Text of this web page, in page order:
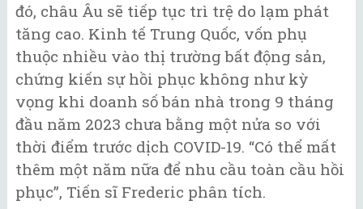
đó, châu Âu sẽ tiếp tục trì trệ do lạm phát
tăng cao. Kinh tế Trung Quốc, vốn phụ
thuộc nhiều vào thị trường bất động sản,
chứng kiến sự hồi phục không như kỳ
vọng khi doanh số bán nhà trong 9 tháng
đầu năm 2023 chưa bằng một nửa so với
thời điểm trước dịch COVID-19. “Có thể mất
thêm một năm nữa để nhu cầu toàn cầu hồi
phục”, Tiến sĩ Frederic phân tích.